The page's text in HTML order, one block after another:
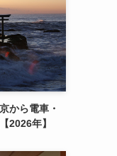
から電車・
2026年】